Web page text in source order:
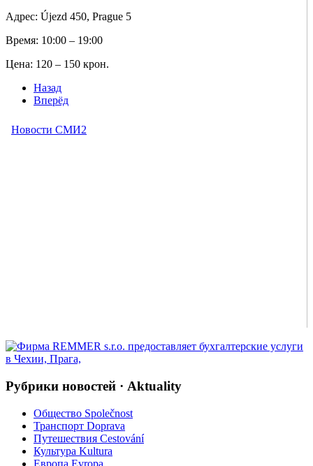
Адрес: Újezd 450, Prague 5
Время: 10:00 – 19:00
Цена: 120 – 150 крон.
Назад
Вперёд
Рубрики новостей · Aktuality
Общество Společnost
Транспорт Doprava
Путешествия Cestování
Культура Kultura
Европа Evropa